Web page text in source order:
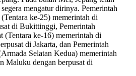
mengatur dirinya. Pemerintah
ke-25) memerintah di
di Bukittinggi, Pemerintah
(Tentara ke-16) memerintah di
di Jakarta, dan Pemerintah
Selatan Kedua) memerintah
Maluku dengan berpusat di